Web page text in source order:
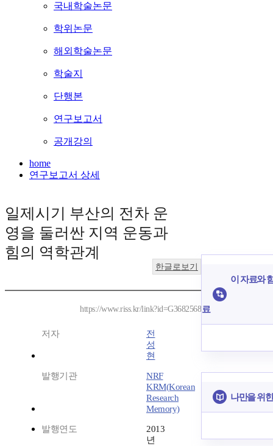
국내학술논문
학위논문
해외학술논문
학술지
단행본
연구보고서
공개강의
home
연구보고서 상세
일제시기 부산의 전차 운
영을 둘러싼 지역 운동과
힘의 역학관계
한글로보기
https://www.riss.kr/link?id=G3682568
저자
전
성
현
발행기관
NRF
KRM(Korean
Research
Memory)
발행연도
2013
년
이 자료와
료
나만을 위